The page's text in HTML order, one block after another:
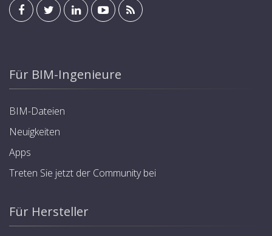
Für BIM-Ingenieure
BIM-Dateien
Neuigkeiten
Apps
Treten Sie jetzt der Community bei
Für Hersteller